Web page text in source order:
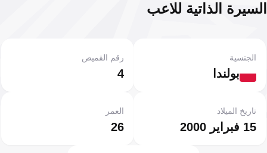
السيرة الذاتية للاعب
بولندا
الجنسية
4
رقم القميص
15 فبراير 2000
تاريخ الميلاد
26
العمر